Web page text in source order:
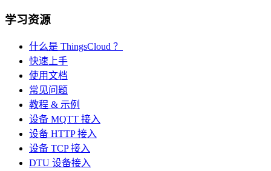
学习资源
什么是 ThingsCloud ？
快速上手
使用文档
常见问题
教程 & 示例
设备 MQTT 接入
设备 HTTP 接入
设备 TCP 接入
DTU 设备接入